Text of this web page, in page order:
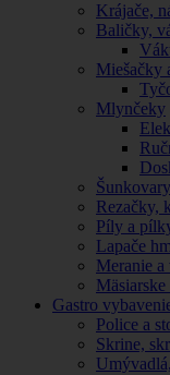
Krájače,
Baličky,
Miešačky
Mlynčeky
Šunkovary
Rezačky,
Píly a
Lapače
Meranie a
Gastro
Police a
Skrine,